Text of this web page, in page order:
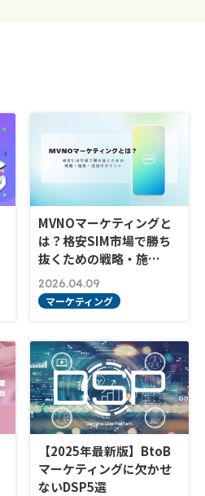
MVNOマーケティングと
は？格安SIM市場で勝ち
抜くための戦略・施…
2026.04.09
マーケティング
【2025年最新版】BtoB
マーケティングに欠かせ
ないDSP5選